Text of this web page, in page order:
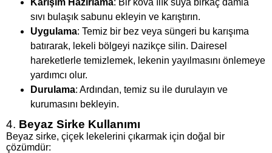
sıvı bulaşık sabunu ekleyin ve karıştırın.
Uygulama: Temiz bir bez veya süngeri bu karışıma
batırarak, lekeli bölgeyi nazikçe silin. Dairesel
hareketlerle temizlemek, lekenin yayılmasını önlemeye
yardımcı olur.
Durulama: Ardından, temiz su ile durulayın ve
kurumasını bekleyin.
4. Beyaz Sirke Kullanımı
Beyaz sirke, çiçek lekelerini çıkarmak için doğal bir
çözümdür: